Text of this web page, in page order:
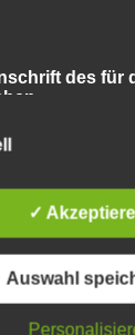
Euch allen
des für
im Sinne der
Union
und
/
verwenden
✓
Auswahl